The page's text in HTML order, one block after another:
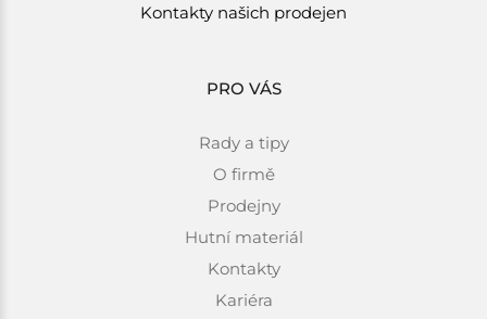
Kontakty našich prodejen
PRO VÁS
Rady a tipy
O firmě
Prodejny
Hutní materiál
Kontakty
Kariéra